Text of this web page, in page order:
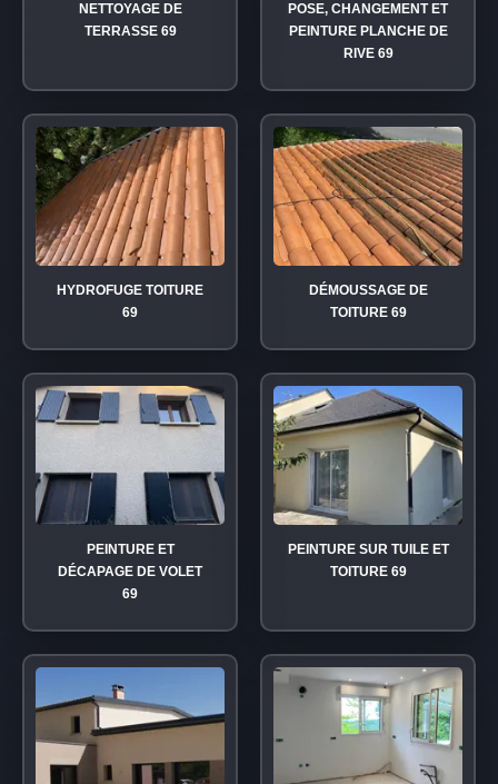
NETTOYAGE DE
TERRASSE 69
POSE, CHANGEMENT ET
PEINTURE PLANCHE DE
RIVE 69
HYDROFUGE TOITURE
69
DÉMOUSSAGE DE
TOITURE 69
PEINTURE ET
DÉCAPAGE DE VOLET
69
PEINTURE SUR TUILE ET
TOITURE 69